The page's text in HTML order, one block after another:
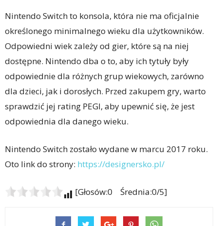
Nintendo Switch to konsola, która nie ma oficjalnie
określonego minimalnego wieku dla użytkowników.
Odpowiedni wiek zależy od gier, które są na niej
dostępne. Nintendo dba o to, aby ich tytuły były
odpowiednie dla różnych grup wiekowych, zarówno
dla dzieci, jak i dorosłych. Przed zakupem gry, warto
sprawdzić jej rating PEGI, aby upewnić się, że jest
odpowiednia dla danego wieku.
Nintendo Switch zostało wydane w marcu 2017 roku.
Oto link do strony: https://designersko.pl/
[Głosów:0 Średnia:0/5]